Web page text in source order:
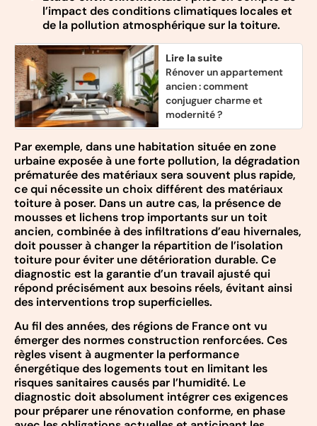
l’impact des conditions climatiques locales et
de la pollution atmosphérique sur la toiture.
Lire la suite
Rénover un appartement
ancien : comment
conjuguer charme et
modernité ?
Par exemple, dans une habitation située en zone
urbaine exposée à une forte pollution, la dégradation
prématurée des matériaux sera souvent plus rapide,
ce qui nécessite un choix différent des matériaux
toiture à poser. Dans un autre cas, la présence de
mousses et lichens trop importants sur un toit
ancien, combinée à des infiltrations d’eau hivernales,
doit pousser à changer la répartition de l’isolation
toiture pour éviter une détérioration durable. Ce
diagnostic est la garantie d’un travail ajusté qui
répond précisément aux besoins réels, évitant ainsi
des interventions trop superficielles.
Au fil des années, des régions de France ont vu
émerger des normes construction renforcées. Ces
règles visent à augmenter la performance
énergétique des logements tout en limitant les
risques sanitaires causés par l’humidité. Le
diagnostic doit absolument intégrer ces exigences
pour préparer une rénovation conforme, en phase